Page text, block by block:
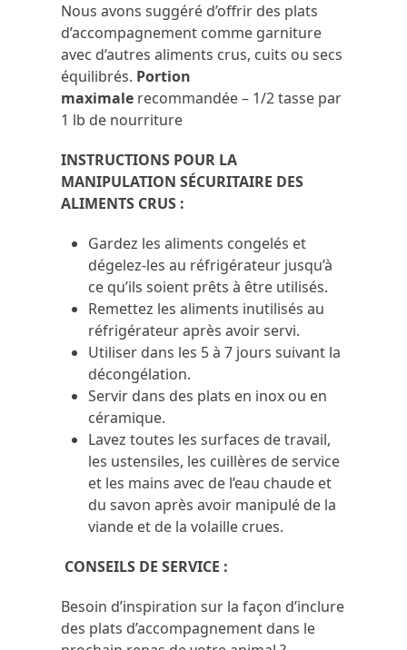
Nous avons suggéré d’offrir des plats
d’accompagnement comme garniture
avec d’autres aliments crus, cuits ou secs
équilibrés. Portion
maximale recommandée – 1/2 tasse par
1 lb de nourriture
INSTRUCTIONS POUR LA
MANIPULATION SÉCURITAIRE DES
ALIMENTS CRUS :
Gardez les aliments congelés et
dégelez-les au réfrigérateur jusqu’à
ce qu’ils soient prêts à être utilisés.
Remettez les aliments inutilisés au
réfrigérateur après avoir servi.
Utiliser dans les 5 à 7 jours suivant la
décongélation.
Servir dans des plats en inox ou en
céramique.
Lavez toutes les surfaces de travail,
les ustensiles, les cuillères de service
et les mains avec de l’eau chaude et
du savon après avoir manipulé de la
viande et de la volaille crues.
CONSEILS DE SERVICE :
Besoin d’inspiration sur la façon d’inclure
des plats d’accompagnement dans le